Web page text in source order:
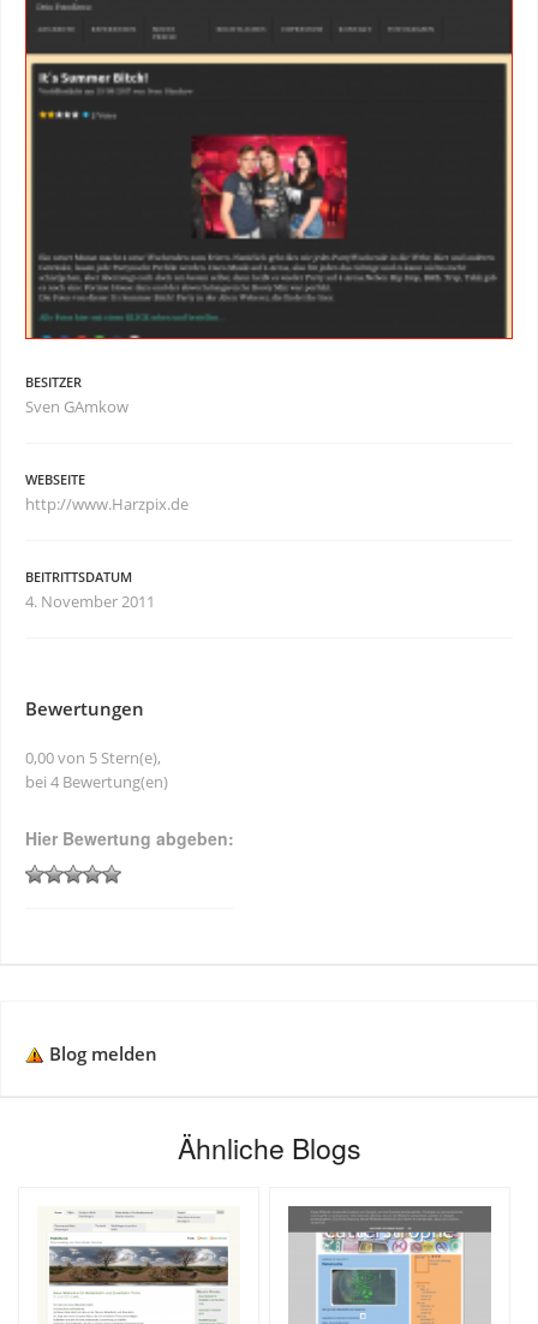
BESITZER
Sven GAmkow
WEBSEITE
http://www.Harzpix.de
BEITRITTSDATUM
4. November 2011
Bewertungen
0,00 von 5 Stern(e),
bei 4 Bewertung(en)
Hier Bewertung abgeben:
Blog melden
Ähnliche Blogs